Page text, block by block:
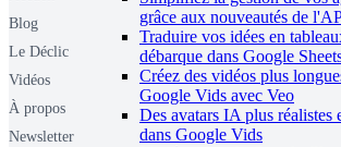
grâce aux nouveautés de
Traduire vos idées en
débarque dans Google
Créez des vidéos plus
Google Vids avec Veo
Des avatars IA plus réalistes
dans Google Vids
Blog
Le Déclic
Vidéos
À propos
Newsletter